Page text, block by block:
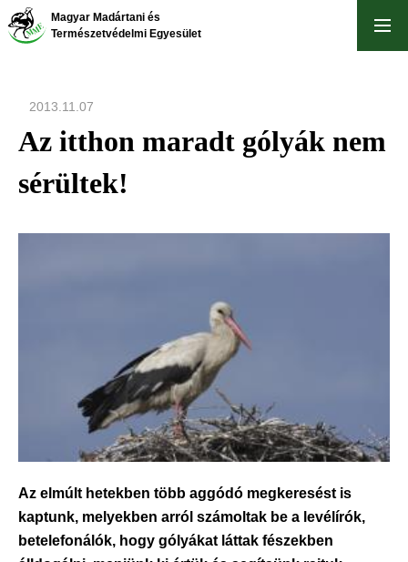
Ugrás
Magyar Madártani és
Természetvédelmi Egyesület
2013.11.07
Az itthon maradt gólyák nem
sérültek!
Az elmúlt hetekben több aggódó megkeresést is
kaptunk, melyekben arról számoltak be a levélírók,
betelefonálók, hogy gólyákat láttak fészekben